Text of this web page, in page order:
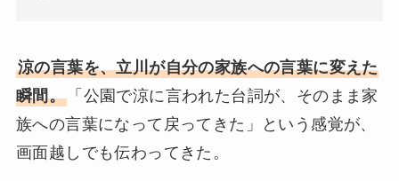
涼の言葉を、立川が自分の家族への言葉に変えた
瞬間。 「公園で涼に言われた台詞が、そのまま家
族への言葉になって戻ってきた」という感覚が、
画面越しでも伝わってきた。